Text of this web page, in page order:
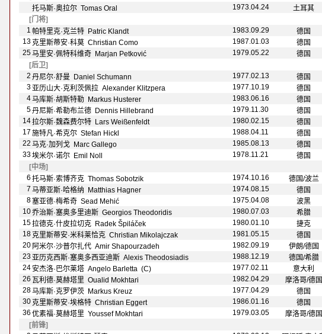
托马斯·奥拉尔 Tomas Oral
1973.04.24 土耳其
[门将]
1 帕特里克·克兰特 Patric Klandt 1983.09.29 德国
13 克里斯蒂安·科莫 Christian Como 1987.01.03 德国
25马里安·佩特科维奇 Marjan Petković 1979.05.22 德国
[后卫]
2 丹尼尔·舒曼 Daniel Schumann 1977.02.13 德国
3亚历山大·克利茨佩拉 Alexander Klitzpera 1977.10.19 德国
4马库斯·胡斯特勒 Markus Husterer 1983.06.16 德国
5丹尼斯·希勒布兰德 Dennis Hillebrand 1979.11.30 德国
14拉尔斯·魏森费尔特 Lars Weißenfeldt 1980.02.15 德国
17 施特凡·希克尔 Stefan Hickl 1988.04.11 德国
22 马克·加列戈 Marc Gallego 1985.08.13 德国
33埃米尔·诺尔 Emil Noll 1978.11.21 德国
[中场]
6 托马斯·索博齐克 Thomas Sobotzik 1974.10.16 德国/波兰
7 马蒂亚斯·哈格纳 Matthias Hagner 1974.08.15 德国
8塞亚德·梅希奇 Sead Mehić 1975.04.08 波黑
10乔治斯·塞奥多里迪斯 Georgios Theodoridis 1980.07.03 希腊
15拉德克·什皮拉切克 Radek Špil áček 1980.01.10 捷克
18 克里斯蒂安·米科莱恰克 Christian Mikolajczak 1981.05.15 德国
20 阿米尔·沙普尔扎代 Amir Shapourzadeh 1982.09.19 伊朗/德国
23 亚历克西斯·塞奥多西亚迪斯 Alexis Theodosiadis 1988.12.19 德国/希腊
24安杰洛·巴尔莱塔 Angelo Barletta (C) 1977.02.11 意大利
26 瓦利德·莫赫塔里 Oualid Mokhtari 1982.04.29 摩洛哥/德国
28马库斯·克罗伊茨 Markus Kreuz 1977.04.29 德国
30 克里斯蒂安·埃格特 Christian Eggert 1986.01.16 德国
36 优素福·莫赫塔里 Youssef Mokhtari 1979.03.05 摩洛哥/德国
[前锋]